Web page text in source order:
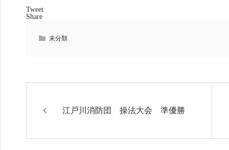
Tweet
Share
未分類
江戸川消防団 操法大会 準優勝